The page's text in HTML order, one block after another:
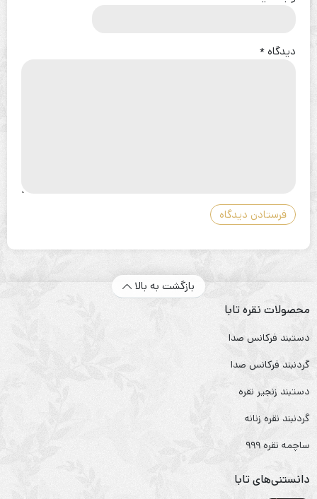
دیدگاه*
بازگشت به بالا
محصولات نقره تابا
دستبند فرکانس صدا
گردنبند فرکانس صدا
دستبند زنجیر نقره
گردنبند نقره زنانه
ساچمه نقره ۹۹۹
دانستنی‌های تابا